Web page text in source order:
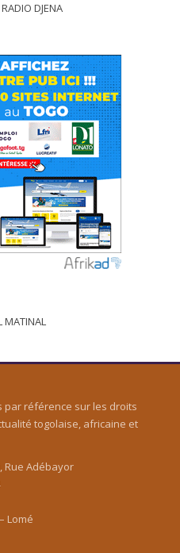
par référence sur les droits
togolaise, africaine et
Rue Adébayor
Lomé